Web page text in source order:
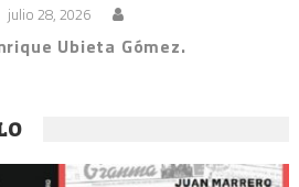
julio 28, 2026
Ubieta Gómez.